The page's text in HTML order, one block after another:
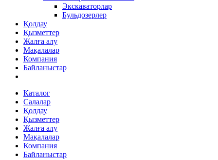
Экскаваторлар
Бульдозерлер
Қолдау
Қызметтер
Жалға алу
Мақалалар
Компания
Байланыстар
Каталог
Салалар
Қолдау
Қызметтер
Жалға алу
Мақалалар
Компания
Байланыстар